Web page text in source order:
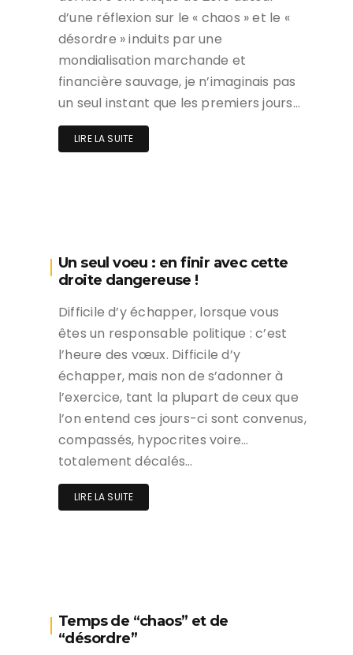
d’une réflexion sur le « chaos » et le «
désordre » induits par une
mondialisation marchande et
financière sauvage, je n’imaginais pas
un seul instant que les premiers jours…
LIRE LA SUITE
Un seul voeu : en finir avec cette
droite dangereuse !
Difficile d’y échapper, lorsque vous
êtes un responsable politique : c’est
l’heure des vœux. Difficile d’y
échapper, mais non de s’adonner à
l’exercice, tant la plupart de ceux que
l’on entend ces jours-ci sont convenus,
compassés, hypocrites voire…
totalement décalés…
LIRE LA SUITE
Temps de “chaos” et de
“désordre”